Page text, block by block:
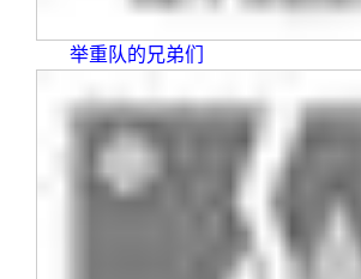
举重队的兄弟们